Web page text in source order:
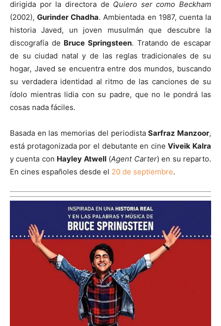
dirigida por la directora de Quiero ser como Beckham
(2002),Gurinder Chadha. Ambientada en 1987, cuenta la
historia Javed, un joven musulmán que descubre la
discografía de Bruce Springsteen. Tratando de escapar
de su ciudad natal y de las reglas tradicionales de su
hogar, Javed se encuentra entre dos mundos, buscando
su verdadera identidad al ritmo de las canciones de su
ídolo mientras lidia con su padre, que no le pondrá las
cosas nada fáciles.
Basada en las memorias del periodistaSarfraz Manzoor,
está protagonizada por el debutante en cineViveik Kalra
y cuenta con Hayley Atwell(Agent Carter) en su reparto.
En cines españoles desde el 20 de septiembre.